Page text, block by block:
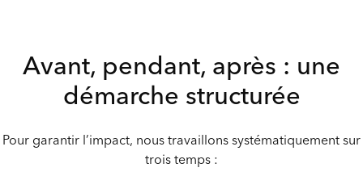
Avant, pendant, après : une
démarche structurée
Pour garantir l’impact, nous travaillons systématiquement sur
trois temps :